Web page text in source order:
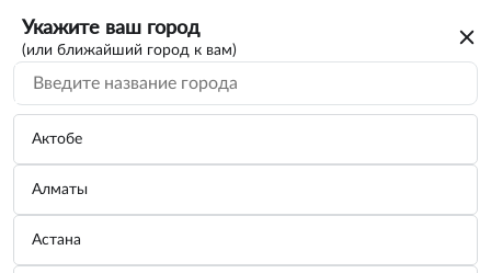
Укажите ваш город
(или ближайший город к вам)
Актобе
Алматы
Астана